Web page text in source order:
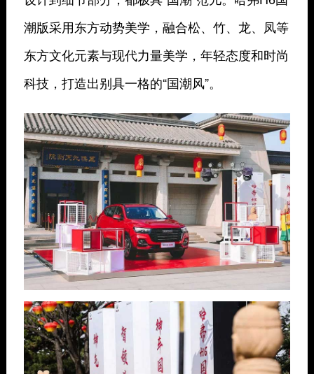
潮版采用东方动势美学，融合松、竹、龙、凤等
东方文化元素与现代力量美学，年轻态度和时尚
科技，打造出别具一格的“国潮风”。